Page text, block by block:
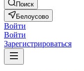
Поиск
Белоусово
Войти
Войти
Зарегистрироваться